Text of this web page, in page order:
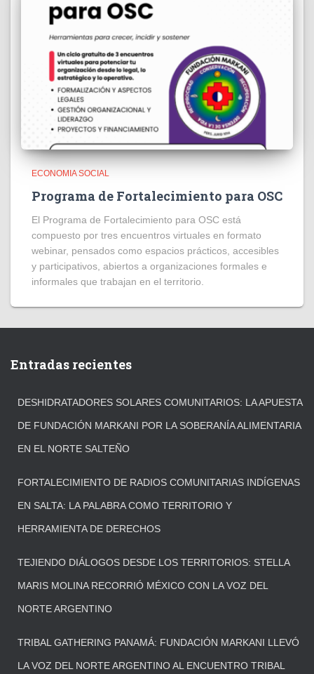
ECONOMIA SOCIAL
Programa de Fortalecimiento para OSC
El Programa de Fortalecimiento para OSC está
compuesto por tres encuentros virtuales en formato
webinar, pensados como espacios prácticos, accesibles
y participativos, abiertos a organizaciones formales e
informales que trabajan en el territorio.
Entradas recientes
DESHIDRATADORES SOLARES COMUNITARIOS: LA APUESTA
DE FUNDACIÓN MARKANI POR LA SOBERANÍA ALIMENTARIA
EN EL NORTE SALTEÑO
FORTALECIMIENTO DE RADIOS COMUNITARIAS INDÍGENAS
EN SALTA: LA PALABRA COMO TERRITORIO Y
HERRAMIENTA DE DERECHOS
TEJIENDO DIÁLOGOS DESDE LOS TERRITORIOS: STELLA
MARIS MOLINA RECORRIÓ MÉXICO CON LA VOZ DEL
NORTE ARGENTINO
TRIBAL GATHERING PANAMÁ: FUNDACIÓN MARKANI LLEVÓ
LA VOZ DEL NORTE ARGENTINO AL ENCUENTRO TRIBAL